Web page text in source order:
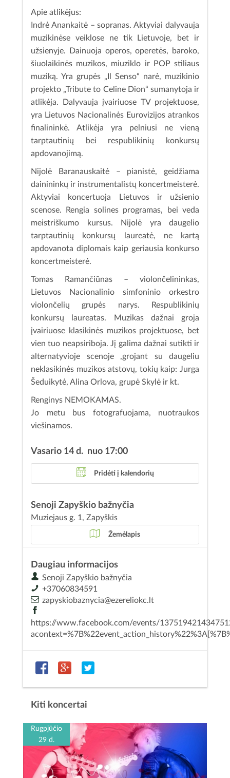
Apie atlikėjus:
Indrė Anankaitė – sopranas. Aktyviai dalyvauja
muzikinėse veiklose ne tik Lietuvoje, bet ir
užsienyje. Dainuoja operos, operetės, baroko,
šiuolaikinės muzikos, miuziklo ir POP stiliaus
muziką. Yra grupės „Il Senso“ narė, muzikinio
projekto „Tribute to Celine Dion“ sumanytoja ir
atlikėja. Dalyvauja įvairiuose TV projektuose,
yra Lietuvos Nacionalinės Eurovizijos atrankos
finalininkė. Atlikėja yra pelniusi ne vieną
tarptautinių bei respublikinių konkursų
apdovanojimą.
Nijolė Baranauskaitė – pianistė, geidžiama
dainininkų ir instrumentalistų koncertmeisterė.
Aktyviai koncertuoja Lietuvos ir užsienio
scenose. Rengia solines programas, bei veda
meistriškumo kursus. Nijolė yra daugelio
tarptautinių konkursų laureatė, ne kartą
apdovanota diplomais kaip geriausia konkurso
koncertmeisterė.
Tomas Ramančiūnas – violončelininkas,
Lietuvos Nacionalinio simfoninio orkestro
violončelių grupės narys. Respublikinių
konkursų laureatas. Muzikas dažnai groja
įvairiuose klasikinės muzikos projektuose, bet
vien tuo neapsiriboja. Jį galima dažnai sutikti ir
alternatyvioje scenoje ,grojant su daugeliu
neklasikinės muzikos atstovų, tokių kaip: Jurga
Šeduikytė, Alina Orlova, grupė Skylė ir kt.
Renginys NEMOKAMAS.
Jo metu bus fotografuojama, nuotraukos
viešinamos.
Vasario 14 d. nuo 17:00
Pridėti į kalendorių
Senoji Zapyškio bažnyčia
Muziejaus g. 1, Zapyškis
Žemėlapis
Daugiau informacijos
Senoji Zapyškio bažnyčia
+37060834591
zapyskiobaznycia@ezereliokc.lt
https://www.facebook.com/events/
Kiti koncertai
Rugpjūčio
29 d.